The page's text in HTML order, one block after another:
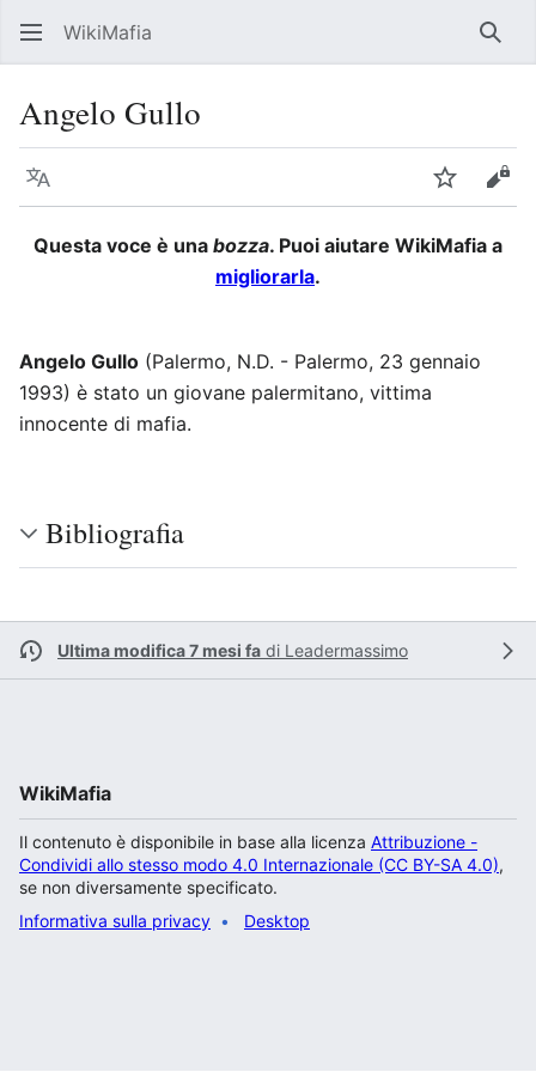
WikiMafia
Angelo Gullo
Lingua Segui
Questa voce è una bozza. Puoi aiutare WikiMafia a
migliorarla.
Angelo Gullo (Palermo, N.D. - Palermo, 23 gennaio
1993) è stato un giovane palermitano, vittima
innocente di mafia.
Bibliografia
Ultima modifica 7 mesi fa di Leadermassimo
WikiMafia
Il contenuto è disponibile in base alla licenza Attribuzione -
Condividi allo stesso modo 4.0 Internazionale (CC BY-SA 4.0),
se non diversamente specificato.
Informativa sulla privacy
Desktop